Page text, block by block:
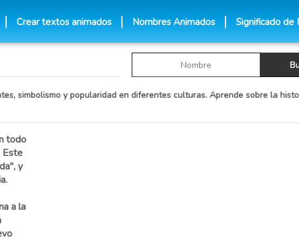
Crear textos animados Nombres Animados Significado de
simbolismo y popularidad en diferentes culturas. Aprende sobre la
todo
Este
y
a la